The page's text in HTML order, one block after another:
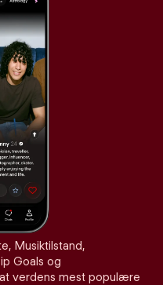
Musiktilstand,
Goals og
verdens mest populære